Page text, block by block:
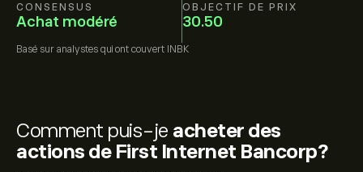
CONSENSUS
Achat modéré
OBJECTIF DE PRIX
30.50
Basé sur analystes qui ont couvert INBK
Comment puis-je acheter des
actions de First Internet Bancorp?